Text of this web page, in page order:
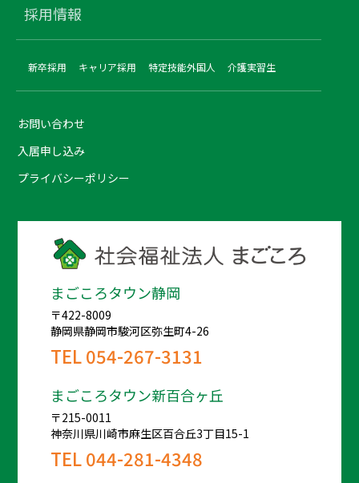
採用情報
新卒採用 キャリア採用 特定技能外国人 介護実習生
お問い合わせ
入居申し込み
プライバシーポリシー
まごころタウン静岡
〒422-8009
静岡県静岡市駿河区弥生町4-26
TEL054-267-3131
まごころタウン新百合ヶ丘
〒215-0011
神奈川県川崎市麻生区百合丘3丁目15-1
TEL044-281-4348